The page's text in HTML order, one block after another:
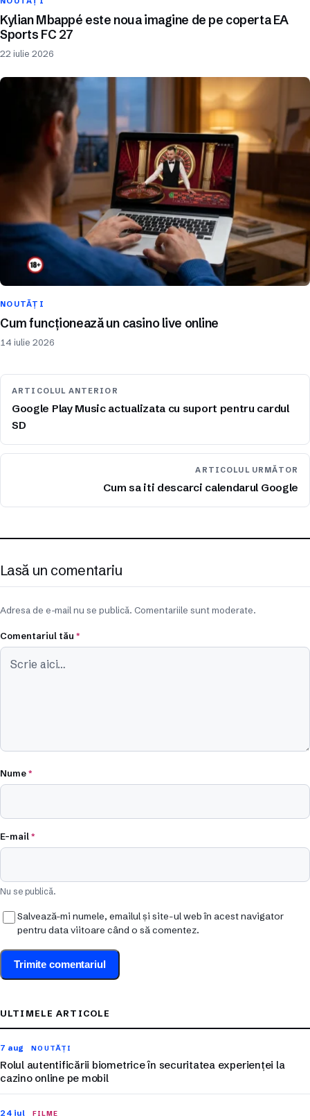
Kylian Mbappé este noua imagine de pe coperta EA
Sports FC 27
22 iulie 2026
NOUTĂȚI
Cum funcționează un casino live online
14 iulie 2026
ARTICOLUL ANTERIOR
Google Play Music actualizata cu suport pentru cardul
SD
ARTICOLUL URMĂTOR
Cum sa iti descarci calendarul Google
Lasă un comentariu
Adresa de e-mail nu se publică. Comentariile sunt moderate.
Comentariul tău *
Nume*
E-mail*
Nu se publică.
Salvează-mi numele, emailul și site-ul web în acest navigator
pentru data viitoare când o să comentez.
ULTIMELE ARTICOLE
7 aug NOUTĂȚI
Rolul autentificării biometrice în securitatea experienței la
cazino online pe mobil
24 iul FILME